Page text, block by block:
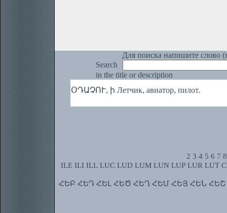
Для поиска напишите слово
Search
in the title or description
ՕԴԱՉՈՒ, ի Летчик, авиатор, пилот.
2 3 4 5 6 7 8
ILE ILI ILL LUC LUD LUM LUN LUP LUR LUT
ՀԵԲ ՀԵԴ ՀԵԼ ՀԵԾ ՀԵՂ ՀԵՄ ՀԵՅ ՀԵՆ ՀԵՇ